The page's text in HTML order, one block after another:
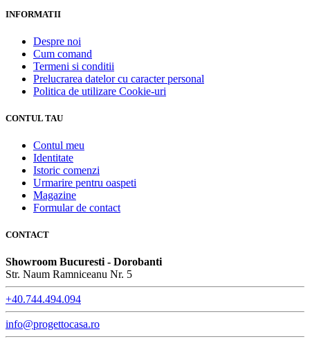
INFORMATII
Despre noi
Cum comand
Termeni si conditii
Prelucrarea datelor cu caracter personal
Politica de utilizare Cookie-uri
CONTUL TAU
Contul meu
Identitate
Istoric comenzi
Urmarire pentru oaspeti
Magazine
Formular de contact
CONTACT
Showroom Bucuresti - Dorobanti
Str. Naum Ramniceanu Nr. 5
+40.744.494.094
info@progettocasa.ro